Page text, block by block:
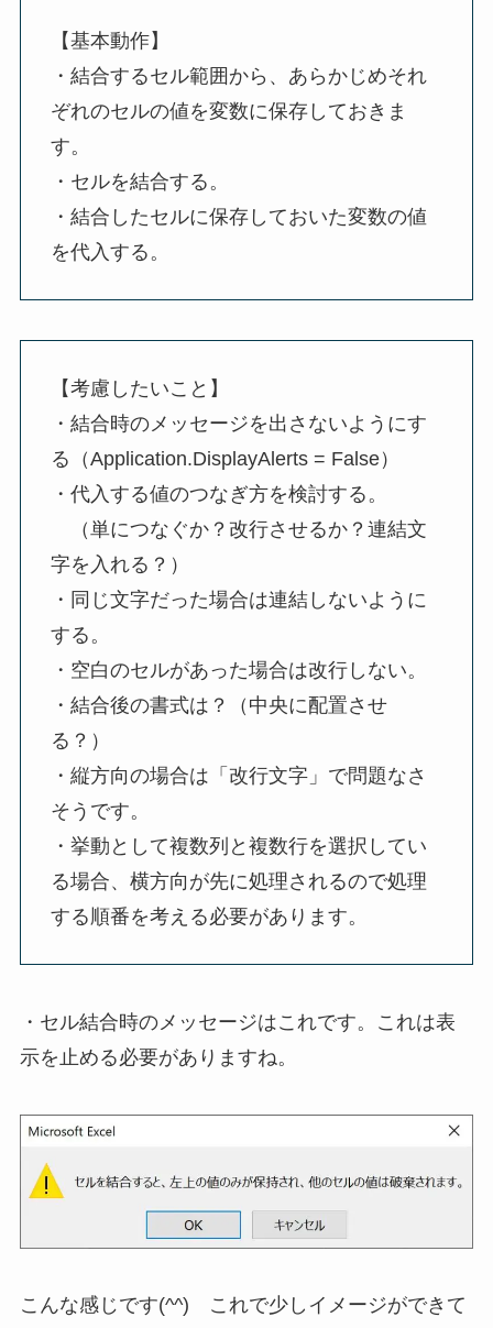
【基本動作】
・結合するセル範囲から、あらかじめそれ
ぞれのセルの値を変数に保存しておきま
す。
・セルを結合する。
・結合したセルに保存しておいた変数の値
を代入する。
【考慮したいこと】
・結合時のメッセージを出さないようにす
る（Application.DisplayAlerts = False）
・代入する値のつなぎ方を検討する。
（単につなぐか？改行させるか？連結文
字を入れる？）
・同じ文字だった場合は連結しないように
する。
・空白のセルがあった場合は改行しない。
・結合後の書式は？（中央に配置させ
る？）
・縦方向の場合は「改行文字」で問題なさ
そうです。
・挙動として複数列と複数行を選択してい
る場合、横方向が先に処理されるので処理
する順番を考える必要があります。
・セル結合時のメッセージはこれです。これは表
示を止める必要がありますね。
こんな感じです(^^) これで少しイメージができて